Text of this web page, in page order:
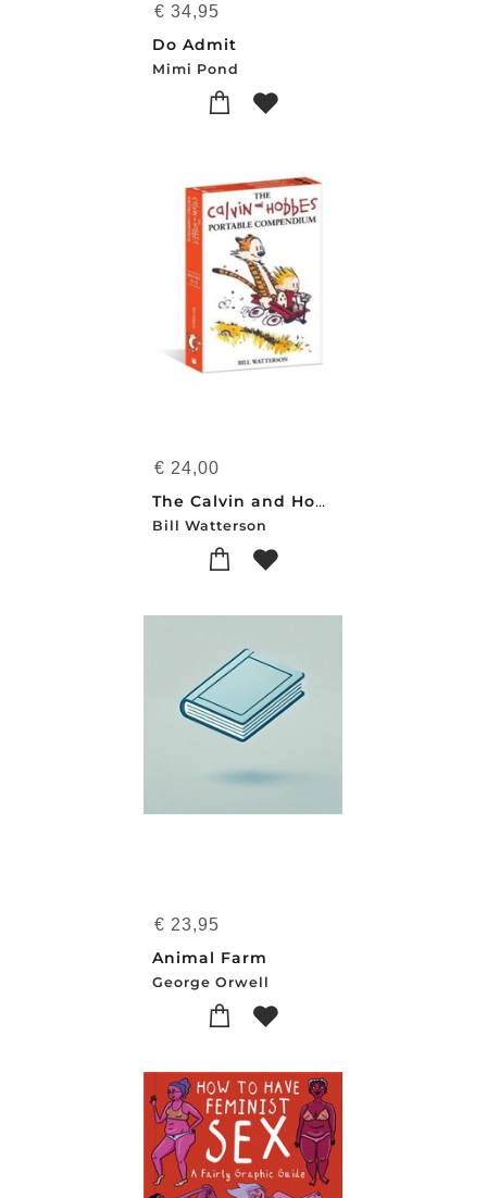
€ 34,95
Do Admit
Mimi Pond
€ 24,00
The Calvin and Hobbes Portable Compendium Set 1
Bill Watterson
€ 23,95
Animal Farm
George Orwell